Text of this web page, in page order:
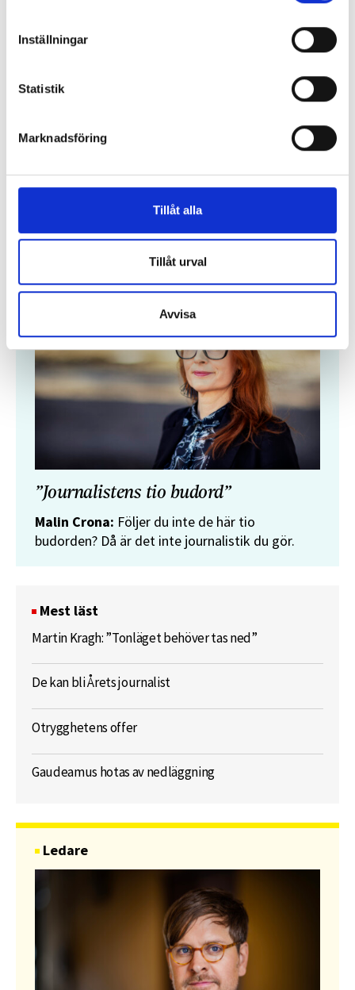
Inställningar
Statistik
Marknadsföring
Tillåt alla
Tillåt urval
Avvisa
”Journalistens tio budord”
Malin Crona: Följer du inte de här tio
budorden? Då är det inte journalistik du gör.
Mest läst
Martin Kragh: ”Tonläget behöver tas ned”
De kan bli Årets journalist
Otrygghetens offer
Gaudeamus hotas av nedläggning
Ledare